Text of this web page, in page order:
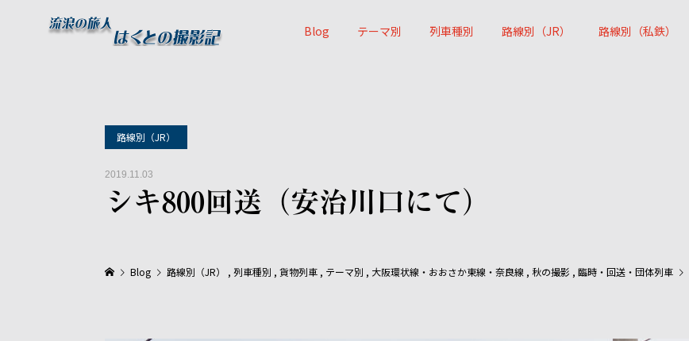
Blog テーマ別 列車種別 路線別（JR） 路線別（私鉄）
路線別（JR）
2019.11.03
シキ800回送（安治川口にて）
Blog 路線別（JR） , 列車種別 , 貨物列車 , テーマ別 , 大阪環状線・おおさか東線・奈良線 , 秋の撮影 , 臨時・回送・団体列車